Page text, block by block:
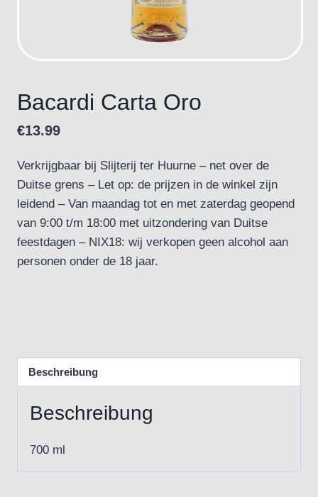
Bacardi Carta Oro
€13.99
Verkrijgbaar bij Slijterij ter Huurne – net over de
Duitse grens – Let op: de prijzen in de winkel zijn
leidend – Van maandag tot en met zaterdag geopend
van 9:00 t/m 18:00 met uitzondering van Duitse
feestdagen – NIX18: wij verkopen geen alcohol aan
personen onder de 18 jaar.
Beschreibung
Beschreibung
700 ml